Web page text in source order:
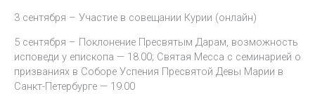
3 сентября – Участие в совещании Курии (онлайн)
5 сентября – Поклонение Пресвятым Дарам, возможность
исповеди у епископа — 18.00; Святая Месса с семинарией о
призваниях в Соборе Успения Пресвятой Девы Марии в
Санкт-Петербурге — 19.00